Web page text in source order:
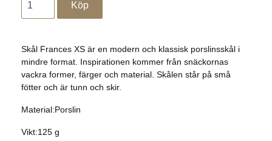
Skål Frances XS är en modern och klassisk porslinsskål i
mindre format. Inspirationen kommer från snäckornas
vackra former, färger och material. Skålen står på små
fötter och är tunn och skir.
Material:Porslin
Vikt:125 g